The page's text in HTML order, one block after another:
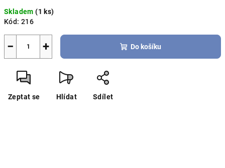
cena:
Skladem(1 ks)
Kód: 216
+
− Do košíku
Zeptat se Hlídat Sdílet